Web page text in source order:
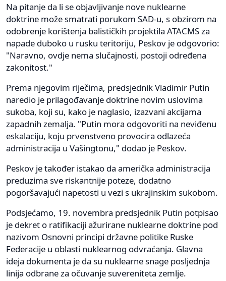
Na pitanje da li se objavljivanje nove nuklearne
doktrine može smatrati porukom SAD-u, s obzirom na
odobrenje korištenja balističkih projektila ATACMS za
napade duboko u rusku teritoriju, Peskov je odgovorio:
"Naravno, ovdje nema slučajnosti, postoji određena
zakonitost."
Prema njegovim riječima, predsjednik Vladimir Putin
naredio je prilagođavanje doktrine novim uslovima
sukoba, koji su, kako je naglasio, izazvani akcijama
zapadnih zemalja. "Putin mora odgovoriti na neviđenu
eskalaciju, koju prvenstveno provocira odlazeća
administracija u Vašingtonu," dodao je Peskov.
Peskov je također istakao da američka administracija
preduzima sve riskantnije poteze, dodatno
pogoršavajući napetosti u vezi s ukrajinskim sukobom.
Podsjećamo, 19. novembra predsjednik Putin potpisao
je dekret o ratifikaciji ažurirane nuklearne doktrine pod
nazivom Osnovni principi državne politike Ruske
Federacije u oblasti nuklearnog odvraćanja. Glavna
ideja dokumenta je da su nuklearne snage posljednja
linija odbrane za očuvanje suvereniteta zemlje.